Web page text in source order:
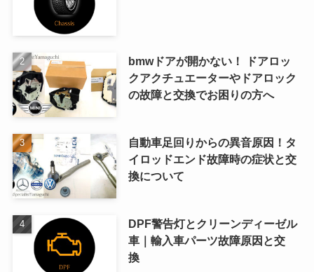
bmwドアが開かない！ ドアロッ
クアクチュエーターやドアロック
の故障と交換でお困りの方へ
自動車足回りからの異音原因！タ
イロッドエンド故障時の症状と交
換について
DPF警告灯とクリーンディーゼル
車｜輸入車パーツ故障原因と交
換